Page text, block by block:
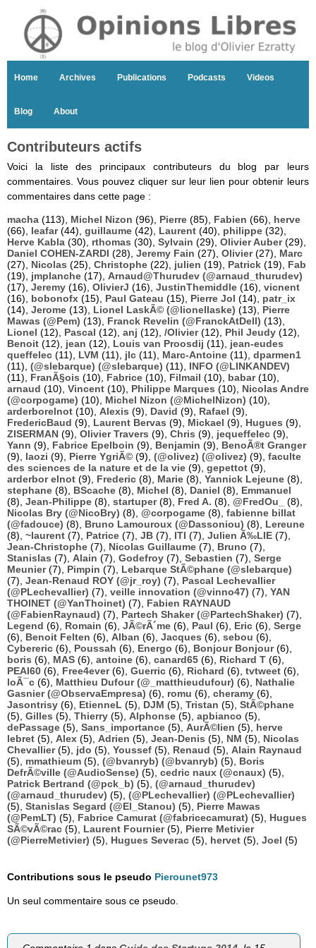
Home Archives Publications Podcasts Videos
Blog About
Contributeurs actifs
Voici la liste des principaux contributeurs du blog par leurs
commentaires. Vous pouvez cliquer sur leur lien pour obtenir leurs
commentaires dans cette page :
macha (113), Michel Nizon (96), Pierre (85), Fabien (66), herve
(66), leafar(44), guillaume (42), Laurent (40), philippe (32),
Herve Kabla (30), rthomas (30), Sylvain (29), Olivier Auber(29),
Daniel COHEN-ZARDI (28), Jeremy Fain (27), Olivier(27), Marc
(27), Nicolas (25), Christophe (22), julien (19), Patrick (19), Fab
(19), jmplanche (17), Arnaud@Thurudev (@arnaud_thurudev)
(17), Jeremy (16), OlivierJ (16), JustinThemiddle (16), vicnent
(16), bobonofx (15), Paul Gateau (15), Pierre Jol (14), patr_ix
(14), Jerome (13), Lionel LaskÃ© (@lionellaske) (13), Pierre
Mawas (@Pem) (13), Franck Revelin (@FranckAtDell) (13),
Lionel (12), Pascal (12), anj (12), /Olivier(12), Phil Jeudy (12),
Benoit (12), jean (12), Louis van Proosdij (11), jean-eudes
queffelec (11), LVM (11), jlc (11), Marc-Antoine (11), dparmen1
(11), (@slebarque) (@slebarque) (11), INFO (@LINKANDEV)
(11), FranÃ§ois (10), Fabrice (10), Filmail (10), babar(10),
arnaud (10), Vincent (10), Philippe Marques (10), Nicolas Andre
(@corpogame) (10), Michel Nizon (@MichelNizon) (10),
arderborelnot (10), Alexis (9), David (9), Rafael (9),
FredericBaud (9), Laurent Bervas (9), Mickael (9), Hugues (9),
ZISERMAN (9), Olivier Travers (9), Chris (9), jequeffelec (9),
Yann (9), Fabrice Epelboin (9), Benjamin (9), BenoÃ®t Granger
(9), laozi (9), Pierre YgriÃ© (9), (@olivez) (@olivez) (9), faculte
des sciences de la nature et de la vie (9), gepettot (9),
arderbor elnot (9), Frederic (8), Marie (8), Yannick Lejeune (8),
stephane (8), BScache (8), Michel (8), Daniel (8), Emmanuel
(8), Jean-Philippe (8), startuper(8), Fred A. (8), @FredOu_
(8),
Nicolas Bry (@NicoBry) (8), @corpogame (8), fabienne billat
(@fadouce) (8), Bruno Lamouroux (@Dassoniou) (8), Lereune
(8), ~laurent (7), Patrice (7), JB (7), ITI (7), Julien Ã‰LIE (7),
Jean-Christophe (7), Nicolas Guillaume (7), Bruno (7),
Stanislas (7), Alain (7), Godefroy (7), Sebastien (7), Serge
Meunier(7), Pimpin (7), Lebarque StÃ©phane (@slebarque)
(7), Jean-Renaud ROY (@jr_roy) (7), Pascal Lechevallier
(@PLechevallier) (7), veille innovation (@vinno47) (7), YAN
THOINET (@YanThoinet) (7), Fabien RAYNAUD
(@FabienRaynaud) (7), Partech Shaker (@PartechShaker) (7),
Legend (6), Romain (6), JÃ©rÃ´me (6), Paul (6), Eric (6), Serge
(6), Benoit Felten (6), Alban (6), Jacques (6), sebou (6),
Cybereric (6), Poussah (6), Energo (6), Bonjour Bonjour(6),
boris (6), MAS (6), antoine (6), canard65 (6), Richard T (6),
PEAI60 (6), Free4ever(6), Guerric (6), Richard (6), tvtweet (6),
loÃ¯c (6), Matthieu Dufour (@_matthieudufour) (6), Nathalie
Gasnier (@ObservaEmpresa) (6), romu (6), cheramy (6),
Jasontrisy (6), EtienneL (5), DJM (5), Tristan (5), StÃ©phane
(5), Gilles (5), Thierry (5), Alphonse (5), apbianco (5),
dePassage (5), Sans_importance (5), AurÃ©lien (5), herve
lebret (5), Alex (5), Adrien (5), Jean-Denis (5), NM (5), Nicolas
Chevallier(5), jdo (5), Youssef (5), Renaud (5), Alain Raynaud
(5), mmathieum (5), (@bvanryb) (@bvanryb) (5), Boris
DefrÃ©ville (@AudioSense) (5), cedric naux (@cnaux) (5),
Patrick Bertrand (@pck_b) (5), (@arnaud_thurudev)
(@arnaud_thurudev) (5), (@PLechevallier) (@PLechevallier)
(5), Stanislas Segard (@El_Stanou) (5), Pierre Mawas
(@PemLT) (5), Fabrice Camurat (@fabricecamurat) (5), Hugues
SÃ©vÃ©rac (5), Laurent Fournier(5), Pierre Metivier
(@PierreMetivier) (5), Hugues Severac (5), hervet (5), Joel (5)
Contributions sous le pseudo Pierounet973
Un seul commentaire sous ce pseudo.